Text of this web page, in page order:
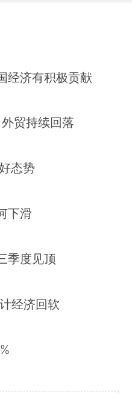
经济有积极贡献
贸持续回落
态势
下滑
季度见顶
经济回软